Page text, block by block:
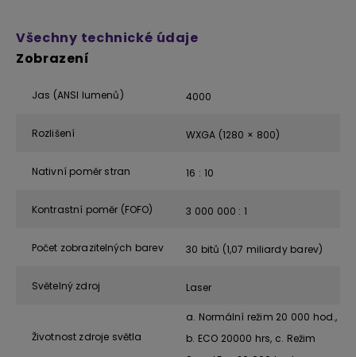
Všechny technické údaje
Zobrazení
Jas (ANSI lumenů) 4000
Rozlišení WXGA (1280 × 800)
Nativní poměr stran 16 : 10
Kontrastní poměr (FOFO) 3 000 000 : 1
Počet zobrazitelných barev 30 bitů (1,07 miliardy barev)
Světelný zdroj Laser
Životnost zdroje světla
a. Normální režim 20 000 hod.,
b. ECO 20000 hrs, c. Režim